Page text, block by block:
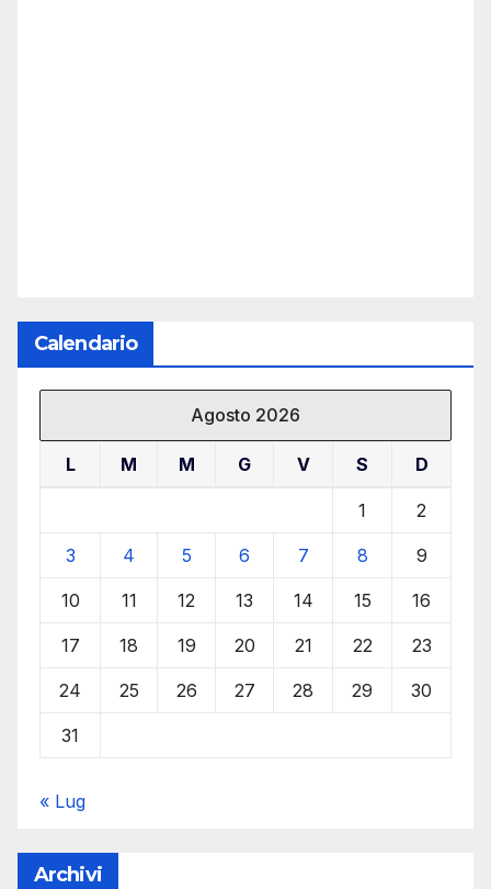
Calendario
Agosto 2026
L M M G V S D
1 2
3 4 5 6 7 8 9
10 11 12 13 14 15 16
17 18 19 20 21 22 23
24 25 26 27 28 29 30
31
« Lug
Archivi